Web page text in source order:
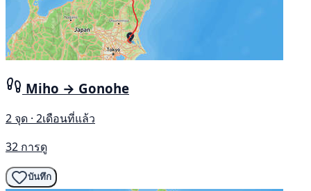
Miho → Gonohe
2 จุด · 2เดือนที่แล้ว
32 การดู
บันทึก